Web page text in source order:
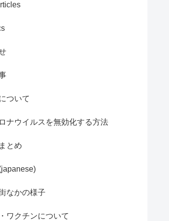
ついて
ナウイルスを無効化する方法
とめ
なかの様子
ワクチンについて